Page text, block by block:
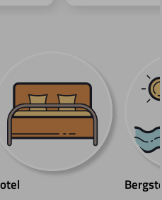
Sauna und